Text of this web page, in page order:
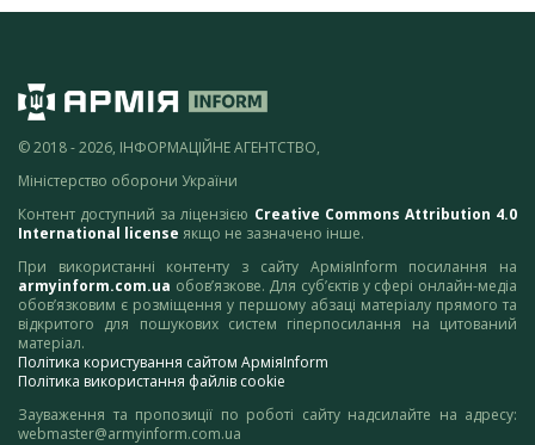
© 2018 - 2026, ІНФОРМАЦІЙНЕ АГЕНТСТВО,
Міністерство оборони України
Контент доступний за ліцензією Creative Commons Attribution 4.0
International license якщо не зазначено інше.
При використанні контенту з сайту АрміяInform посилання на
armyinform.com.ua обов’язкове. Для суб’єктів у сфері онлайн-медіа
обов’язковим є розміщення у першому абзаці матеріалу прямого та
відкритого для пошукових систем гіперпосилання на цитований
матеріал.
Політика користування сайтом АрміяInform
Політика використання файлів cookie
Зауваження та пропозиції по роботі сайту надсилайте на адресу:
webmaster@armyinform.com.ua